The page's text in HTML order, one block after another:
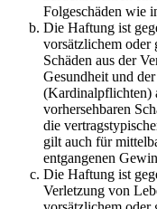
Folgeschäden wie
Die Haftung ist
vorsätzlichem oder
Schäden aus der
Gesundheit und
(Kardinalpflichten)
vorhersehbaren
die
gilt auch für
entgangenen
Die Haftung ist
Verletzung von